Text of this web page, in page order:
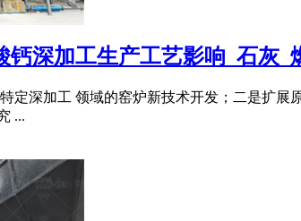
深加工生产工艺影响_石灰_
定深加工 领域的窑炉新技术开发；二是扩
...